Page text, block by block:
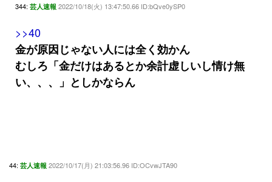
344: 芸人速報 2022/10/18(火) 13:47:50.66 ID:bQve0ySP0
>>40
金が原因じゃない人には全く効かん
むしろ「金だけはあるとか余計虚しいし情け無
い、、、」としかならん
44: 芸人速報 2022/10/17(月) 21:03:56.96 ID:OCvwJTA90